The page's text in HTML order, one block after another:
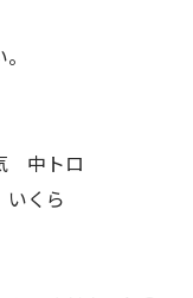
中トロ
くら